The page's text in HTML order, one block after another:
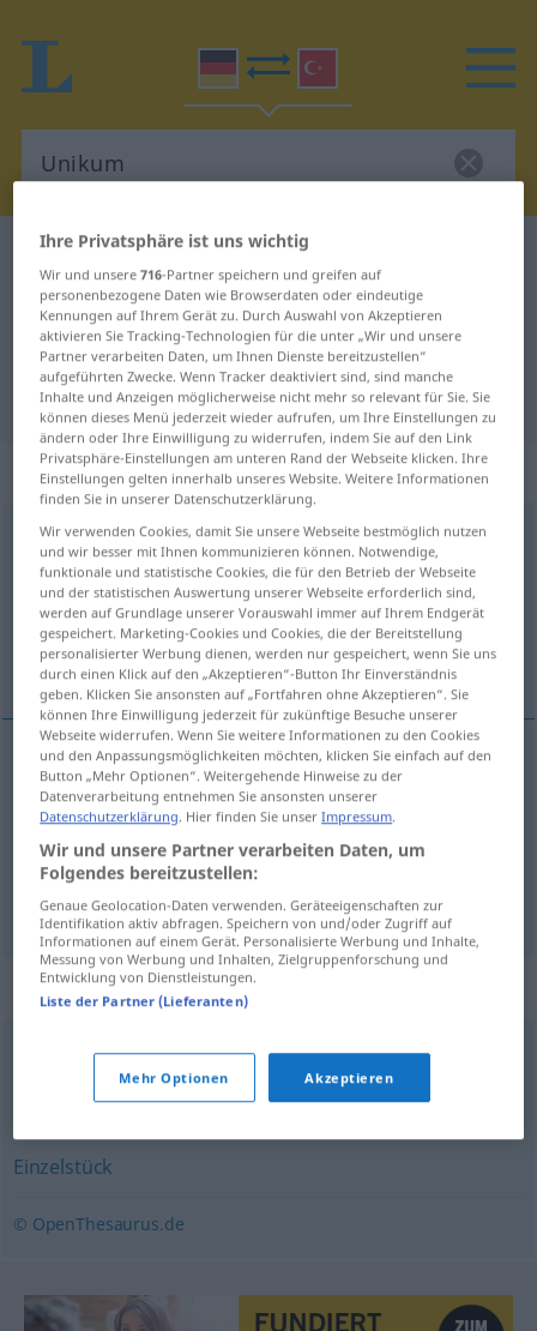
Deutsch-Türkisch Wörterbuch
Deutsch-Türkisch Übersetzung für
"Unikum"
"Unikum" Türkisch Übersetzung
„Unikum“: Neutrum, sächlich
Unikumn <-s;Unika>
Übersicht aller Übersetzungen
(Für mehr Details die Übersetzung anklicken/antippen)
kendine özgü, tek örnek, orijinal, egzantrik
kendineözgüadj Unikum
tekörnek Unikum
orijinal, egzantrikadj Unikum UMG
Synonyme für "Unikum"
Vogel (ugs., fig.),Type (ugs.) Kauz (ugs., fig.)
Sonderling,(ausgefallener, besonderer) Mensch
Einzelstück
© OpenThesaurus.de
Ihre Privatsphäre ist uns wichtig
Wir und unsere716-Partner speichern und greifen auf
personenbezogene Daten wie Browserdaten oder eindeutige
Kennungen auf Ihrem Gerät zu. Durch Auswahl von Akzeptieren
aktivieren Sie Tracking-Technologien für die unter „Wir und unsere
Partner verarbeiten Daten, um Ihnen Dienste bereitzustellen“
aufgeführten Zwecke. Wenn Tracker deaktiviert sind, sind manche
Inhalte und Anzeigen möglicherweise nicht mehr so relevant für Sie. Sie
können dieses Menü jederzeit wieder aufrufen, um Ihre Einstellungen zu
ändern oder Ihre Einwilligung zu widerrufen, indem Sie auf den Link
Privatsphäre-Einstellungen am unteren Rand der Webseite klicken. Ihre
Einstellungen gelten innerhalb unseres Website. Weitere Informationen
finden Sie in unserer Datenschutzerklärung.
Wir verwenden Cookies, damit Sie unsere Webseite bestmöglich nutzen
und wir besser mit Ihnen kommunizieren können. Notwendige,
funktionale und statistische Cookies, die für den Betrieb der Webseite
und der statistischen Auswertung unserer Webseite erforderlich sind,
werden auf Grundlage unserer Vorauswahl immer auf Ihrem Endgerät
gespeichert. Marketing-Cookies und Cookies, die der Bereitstellung
personalisierter Werbung dienen, werden nur gespeichert, wenn Sie uns
durch einen Klick auf den „Akzeptieren“-Button Ihr Einverständnis
geben. Klicken Sie ansonsten auf „Fortfahren ohne Akzeptieren“. Sie
können Ihre Einwilligung jederzeit für zukünftige Besuche unserer
Webseite widerrufen. Wenn Sie weitere Informationen zu den Cookies
und den Anpassungsmöglichkeiten möchten, klicken Sie einfach auf den
Button „Mehr Optionen“. Weitergehende Hinweise zu der
Datenverarbeitung entnehmen Sie ansonsten unserer
Datenschutzerklärung. Hier finden Sie unserImpressum.
Wir und unsere Partner verarbeiten Daten, um
Folgendes bereitzustellen:
Genaue Geolocation-Daten verwenden. Geräteeigenschaften zur
Identifikation aktiv abfragen. Speichern von und/oder Zugriff auf
Informationen auf einem Gerät. Personalisierte Werbung und Inhalte,
Messung von Werbung und Inhalten, Zielgruppenforschung und
Entwicklung von Dienstleistungen.
Liste der Partner (Lieferanten)
Mehr Optionen Akzeptieren